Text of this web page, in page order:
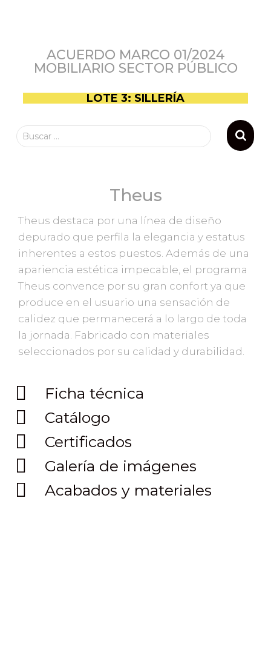
ACUERDO MARCO 01/2024
MOBILIARIO SECTOR PÚBLICO
LOTE 3: SILLERÍA
Buscar …
Theus
Theus destaca por una línea de diseño
depurado que perfila la elegancia y estatus
inherentes a estos puestos. Además de una
apariencia estética impecable, el programa
Theus convence por su gran confort ya que
produce en el usuario una sensación de
calidez que permanecerá a lo largo de toda
la jornada. Fabricado con materiales
seleccionados por su calidad y durabilidad.
Ficha técnica
Catálogo
Certificados
Galería de imágenes
Acabados y materiales